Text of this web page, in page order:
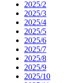
2025/2
2025/3
2025/4
2025/5
2025/6
2025/7
2025/8
2025/9
2025/10